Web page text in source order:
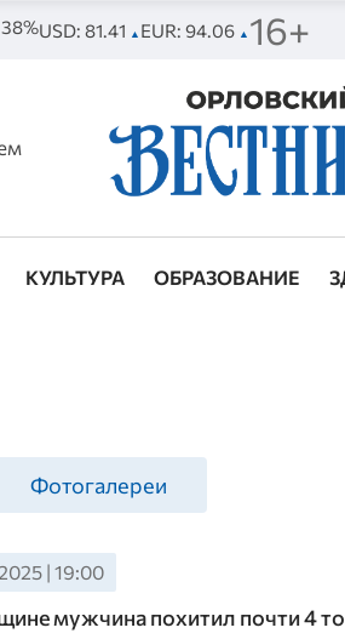
USD: 81.41 ▲ EUR: 94.06 ▲ 16+
КУЛЬТУРА ОБРАЗОВАНИЕ
Фотогалереи
| 19:00
мужчина похитил почти 4